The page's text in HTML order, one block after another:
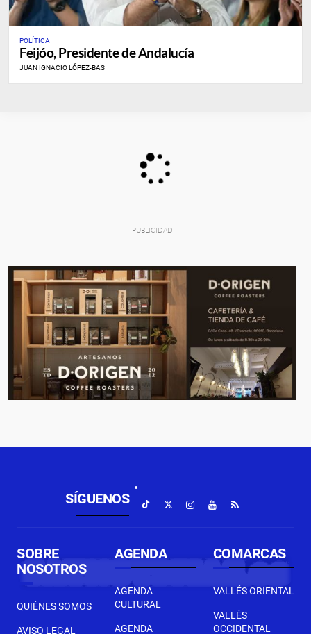
POLÍTICA
Feijóo, Presidente de Andalucía
JUAN IGNACIO LÓPEZ-BAS
SÍGUENOS
SOBRE
NOSOTROS
QUIÉNES SOMOS
AVISO LEGAL
AGENDA
AGENDA
CULTURAL
AGENDA
COMARCAS
VALLÉS ORIENTAL
VALLÉS
OCCIDENTAL